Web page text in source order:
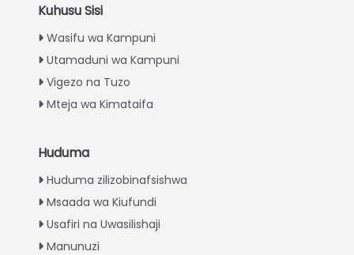
Kuhusu Sisi
Wasifu wa Kampuni
Utamaduni wa Kampuni
Vigezo na Tuzo
Mteja wa Kimataifa
Huduma
Huduma zilizobinafsishwa
Msaada wa Kiufundi
Usafiri na Uwasilishaji
Manunuzi
Turkish
Greek